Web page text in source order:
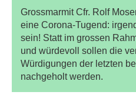
Grossmarmit Cfr. Rolf
eine Corona-Tugend:
sein! Statt im grossen
und würdevoll sollen die
Würdigungen der letzten
nachgeholt werden.